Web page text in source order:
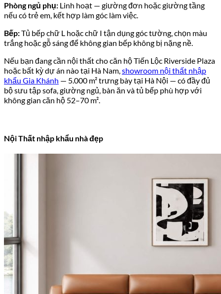
Phòng ngủ phụ: Linh hoạt — giường đơn hoặc giường tầng
nếu có trẻ em, kết hợp làm góc làm việc.
Bếp:Tủ bếp chữ L hoặc chữ I tận dụng góc tường, chọn màu
trắng hoặc gỗ sáng để không gian bếp không bị nặng nề.
Nếu bạn đang cần nội thất cho căn hộ Tiến Lộc Riverside Plaza
hoặc bất kỳ dự án nào tại Hà Nam,showroom nội thất nhập
khẩu Gia Khánh — 5.000 m² trưng bày tại Hà Nội — có đầy đủ
bộ sưu tập sofa, giường ngủ, bàn ăn và tủ bếp phù hợp với
không gian căn hộ 52–70 m².
Nội Thất nhập khẩu nhà đẹp